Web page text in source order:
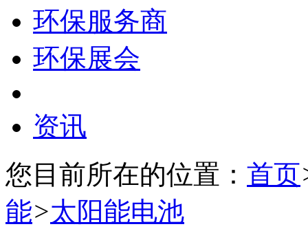
环保服务商
环保展会
资讯
您目前所在的位置： 首页
能>太阳能电池